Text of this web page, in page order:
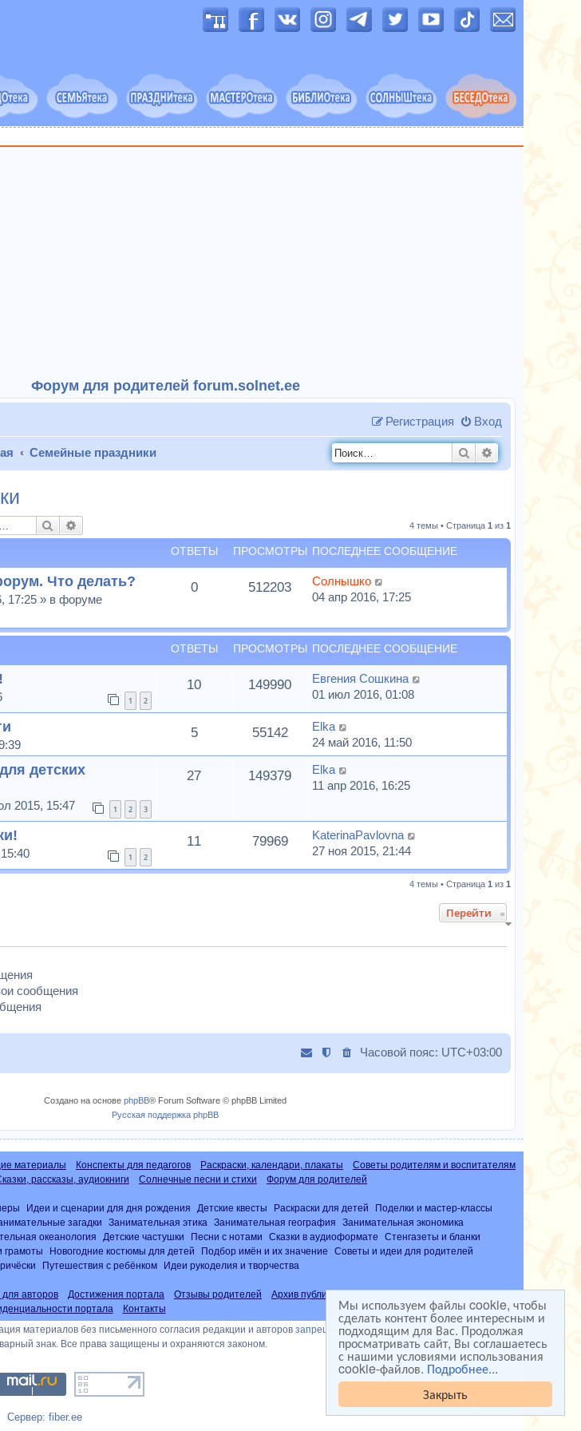
Закрыть
Мы используем файлы cookie, чтобы
сделать контент более интересным и
подходящим для Вас. Продолжая
просматривать сайт, Вы соглашаетесь
с нашими условиями использования
cookie-файлов. Подробнее...
Форум для родителей forum.solnet.ee
Вход
Регистрация
Семейные праздники Поиск
Поиск 4 темы • Страница 1 из 1
ОТВЕТЫ ПРОСМОТРЫ ПОСЛЕДНЕЕ СООБЩЕНИЕ
Что делать?
17:25 » в форуме
0 512203
Солнышко
04 апр 2016, 17:25
ОТВЕТЫ ПРОСМОТРЫ ПОСЛЕДНЕЕ СООБЩЕНИЕ
1 2
10 149990
Евгения Сошкина
01 июл 2016, 01:08
5 55142
Elka
24 май 2016, 11:50
детских
2015, 15:47 1 2 3
27 149379
Elka
11 апр 2016, 16:25
1 2
11 79969
KaterinaPavlovna
27 ноя 2015, 21:44
4 темы • Страница 1 из 1
Перейти
сообщения
Часовой пояс: UTC+03:00
Создано на основеphpBB® Forum Software © phpBB Limited
Русская поддержка phpBB
материалы Конспекты для педагогов Раскраски, календари, плакаты
Советы родителям и воспитателям
рассказы, аудиокниги Солнечные песни и стихи Форум для родителей
Идеи и сценарии для дня рождения Детские квесты Раскраски для детей
Поделки и мастер-классы
загадки Занимательная этика Занимательная география
Занимательная экономика
океанология Детские частушки Песни с нотами Сказки в аудиоформате
Стенгазеты и бланки
грамоты Новогодние костюмы для детей Подбор имён и их значение
Советы и идеи для родителей
Путешествия с ребёнком Идеи рукоделия и творчества
авторов Достижения портала Отзывы родителей Архив публикаций
портала
Контакты
материалов без письменного согласия редакции и авторов запрещена
знак. Все права защищены и охраняются законом.
Сервер: fiber.ee